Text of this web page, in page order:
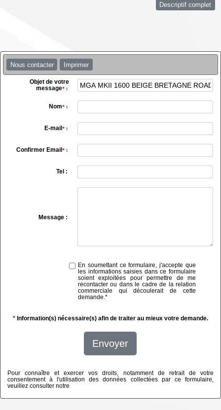
Descriptif complet
Nous contacter Imprimer
Objet de votre
message*:
Nom*:
E-mail *:
Confirmer Email *:
Tel :
Message :
En soumettant ce formulaire, j'accepte que
les informations saisies dans ce formulaire
soient exploitées pour permettre de me
recontacter ou dans le cadre de la relation
commerciale qui découlerait de cette
demande.*
* Information(s) nécessaire(s) afin de traiter au mieux votre demande.
Envoyer
Pour connaître et exercer vos droits, notamment de retrait de votre
consentement à l'utilisation des données collectées par ce formulaire,
veuillez consulter notre